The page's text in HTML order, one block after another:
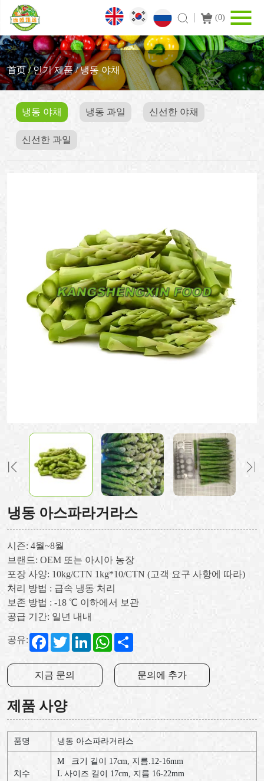
(0)
首页/인기 제품/냉동 야채
냉동 야채 냉동 과일 신선한 야채
신선한 과일
냉동 아스파라거라스
시즌: 4월~8월
브랜드: OEM 또는 아시아 농장
포장 사양: 10kg/CTN 1kg*10/CTN (고객 요구 사항에 따라)
처리 방법 : 급속 냉동 처리
보존 방법 : -18 ℃ 이하에서 보관
공급 기간: 일년 내내
공유: FacebookTwitterLinkedInWhatsApp
지금 문의 문의에 추가
제품 사양
품명 냉동 아스파라거라스
치수
M 크기 길이 17cm, 지름.12-16mm
L 사이즈 길이 17cm, 지름 16-22mm